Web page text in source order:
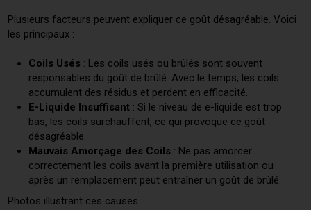
Plusieurs facteurs peuvent expliquer ce goût désagréable. Voici
les principaux :
Coils Usés : Les coils usés ou brûlés sont souvent
responsables du goût de brûlé. Avec le temps, les coils
accumulent des résidus et perdent en efficacité.
E-Liquide Insuffisant : Si le niveau de e-liquide est trop
bas, les coils surchauffent, ce qui provoque ce goût
désagréable.
Mauvais Amorçage des Coils : Ne pas amorcer
correctement les coils avant la première utilisation ou
après un remplacement peut entraîner un goût de brûlé.
Photos illustrant ces causes :